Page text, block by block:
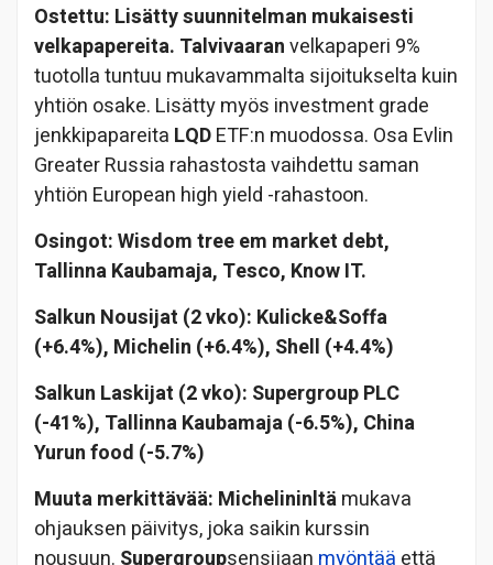
Ostettu: Lisätty suunnitelman mukaisesti
velkapapereita. Talvivaaranvelkapaperi 9%
tuotolla tuntuu mukavammalta sijoitukselta kuin
yhtiön osake. Lisätty myös investment grade
jenkkipapareita LQDETF:n muodossa. Osa Evlin
Greater Russia rahastosta vaihdettu saman
yhtiön European high yield -rahastoon.
Osingot: Wisdom tree em market debt,
Tallinna Kaubamaja, Tesco, Know IT.
Salkun Nousijat (2 vko): Kulicke&Soffa
(+6.4%), Michelin (+6.4%), Shell (+4.4%)
Salkun Laskijat (2 vko): Supergroup PLC
(-41%), Tallinna Kaubamaja (-6.5%), China
Yurun food (-5.7%)
Muuta merkittävää: Michelininltä​mukava
ohjauksen päivitys, joka saikin kurssin
nousuun. Supergroupsensijaan myöntää että